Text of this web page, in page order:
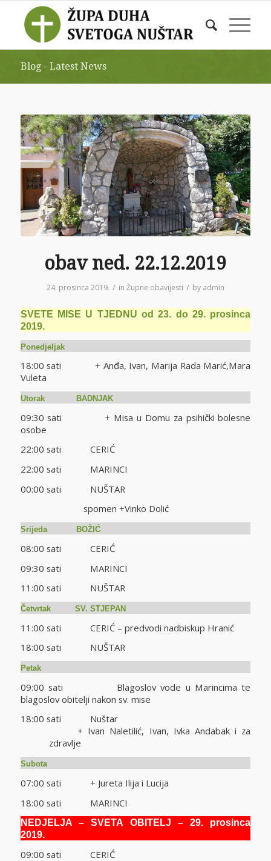
Blog - Latest News
obav ned. 22.12.2019
24. prosinca 2019. / in Župne obavijesti / by admin
SVETE MISE U TJEDNU od 23. do 29. prosinca
2019.
Ponedjeljak
18:00 sati+ Anđa, Ivan, Marija Rada Marić,Mara
Vuleta
Utorak BADNJAK
09:30 sati+ Misa u Domu za psihički bolesne
osobe
22:00 sati CERIĆ
22:00 sati MARINCI
00:00 sati NUŠTAR
spomen +Vinko Dolić
Srijeda BOŽIĆ
08:00 sati CERIĆ
09:30 sati MARINCI
11:00 sati NUŠTAR
Četvrtak SV. STJEPAN
11:00 sati CERIĆ – predvodi nadbiskup Hranić
18:00 sati NUŠTAR
Petak
09:00 sati Blagoslov vode u Marincima te
blagoslov obitelji nakon sv. mise
18:00 sati Nuštar
+ Ivan Naletilić, Ivan, Ivka Andabak i za
zdravlje
Subota
07:00 sati + Jureta Ilija i Lucija
18:00 sati MARINCI
NEDJELJA – SVETA OBITELJ – 29. prosinca
2019.
09:00 sati CERIĆ